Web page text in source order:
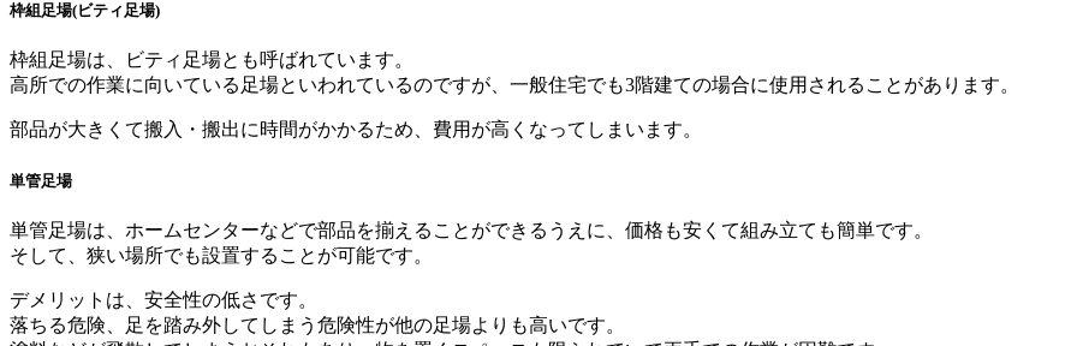
枠組足場(ビティ足場)
枠組足場は、ビティ足場とも呼ばれています。
高所での作業に向いている足場といわれているのですが、一般住宅でも3階建ての場合に使用されることがあります。
部品が大きくて搬入・搬出に時間がかかるため、費用が高くなってしまいます。
単管足場
単管足場は、ホームセンターなどで部品を揃えることができるうえに、価格も安くて組み立ても簡単です。
そして、狭い場所でも設置することが可能です。
デメリットは、安全性の低さです。
落ちる危険、足を踏み外してしまう危険性が他の足場よりも高いです。